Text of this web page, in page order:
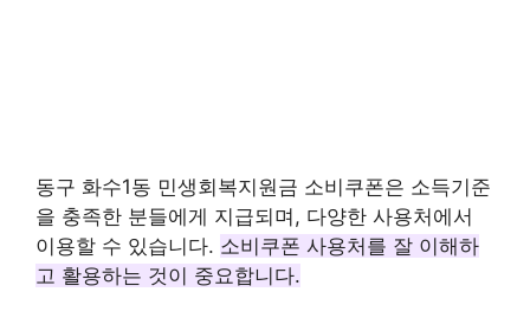
동구 화수1동 민생회복지원금 소비쿠폰은 소득기준
을 충족한 분들에게 지급되며, 다양한 사용처에서
이용할 수 있습니다. 소비쿠폰 사용처를 잘 이해하
고 활용하는 것이 중요합니다.